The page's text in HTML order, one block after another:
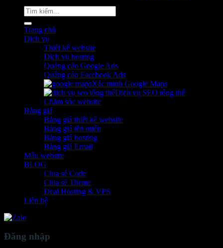
Tìm
kiếm:
Trang chủ
Dịch vụ
Thiết kế website
Dịch vụ hosting
Quảng cáo Google Ads
Quảng cáo Facebook Ads
Xác minh Google Maps
Dịch vụ SEO tổng thể
Chăm sóc website
Bảng giá
Bảng giá thiết kế website
Bảng giá tên miền
Bảng giá hosting
Bảng giá Email
Mẫu website
BLOG
Chia sẻ Code
Chia sẻ Theme
Deal Hosting & VPS
Liên hệ
Đăng nhập